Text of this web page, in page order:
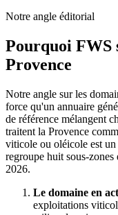
Notre angle éditorial
Pourquoi FWS
Provence
Notre angle sur les
force qu'un annuaire
de référence mélangent
traitent la Provence
viticole ou oléicole est
regroupe huit sous-
2026.
Le domaine en
exploitations